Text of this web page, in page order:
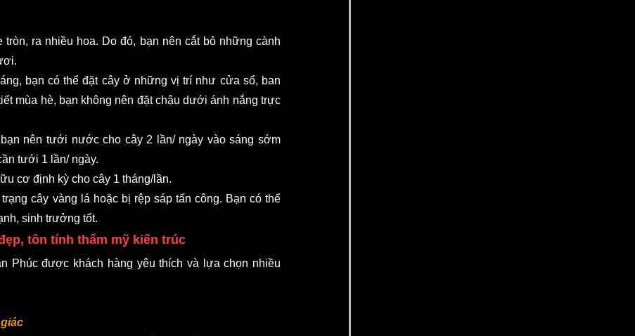
ra nhiều hoa. Do đó, bạn nên cắt bỏ những cành
bạn có thể đặt cây ở những vị trí như cửa sổ, ban
mùa hè, bạn không nên đặt chậu dưới ánh nắng trực
nên tưới nước cho cây 2 lần/ ngày vào sáng sớm
tưới 1 lần/ ngày.
cơ định kỳ cho cây 1 tháng/lần.
cây vàng lá hoặc bị rệp sáp tấn công. Bạn có thể
sinh trưởng tốt.
tôn tính thẩm mỹ kiến trúc
Phúc được khách hàng yêu thích và lựa chọn nhiều